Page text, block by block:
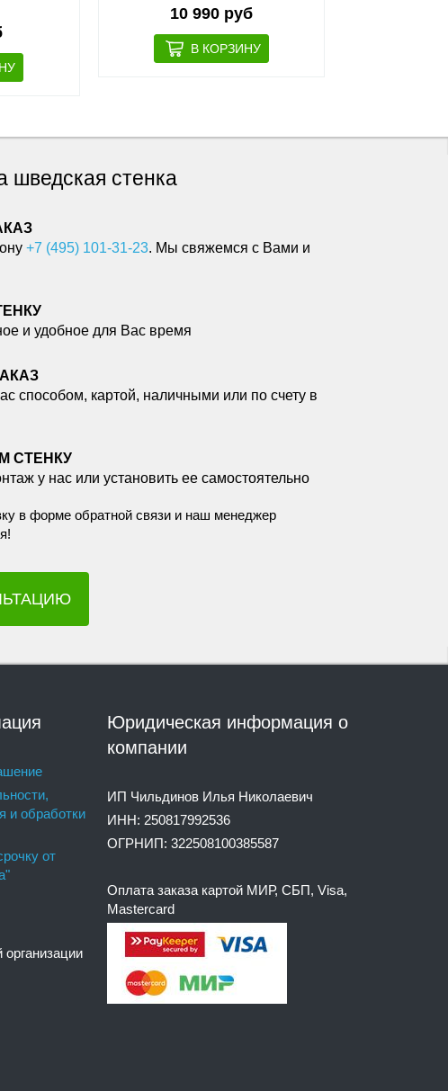
10 990 руб
шведская стенка
+7 (495) 101-31-23. Мы свяжемся с Вами и
и удобное для Вас время
способом, картой, наличными или по счету в
СТЕНКУ
у нас или установить ее самостоятельно
в форме обратной связи и наш менеджер
и обработки
от
Юридическая информация о
компании
ИП Чильдинов Илья Николаевич
ИНН: 250817992536
ОГРНИП: 322508100385587
Оплата заказа картой МИР, СБП, Visa,
Mastercard